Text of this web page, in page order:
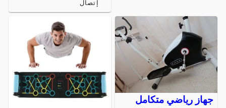
إتصال
جهاز رياضي متكامل